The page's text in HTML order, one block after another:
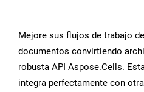
Mejore sus flujos de trabajo
documentos convirtiendo
robusta API Aspose.Cells.
integra perfectamente con